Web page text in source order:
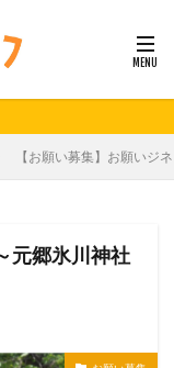
【お願い募集】お願いジ
元郷氷川神社